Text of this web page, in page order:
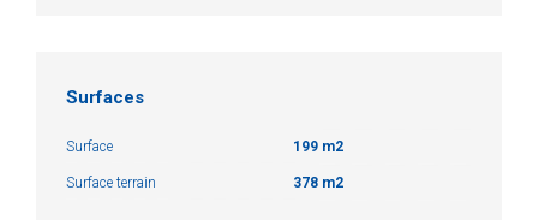
Surfaces
Surface 199 m2
Surface terrain 378 m2